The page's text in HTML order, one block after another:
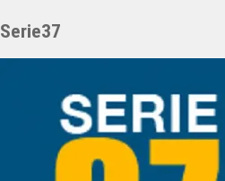
Serie37